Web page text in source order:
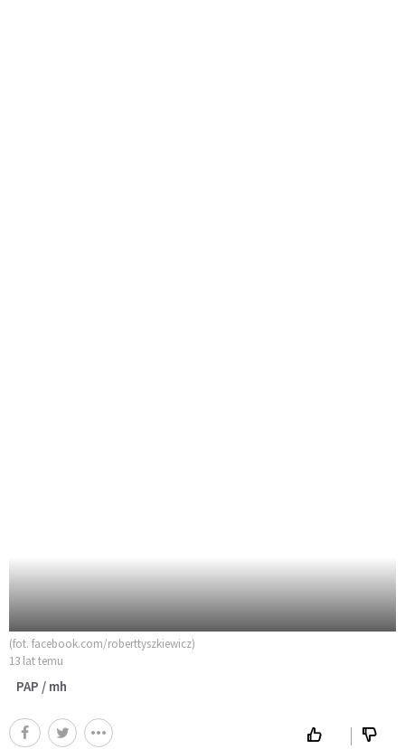
(fot. facebook.com/roberttyszkiewicz)
13 lat temu
PAP / mh